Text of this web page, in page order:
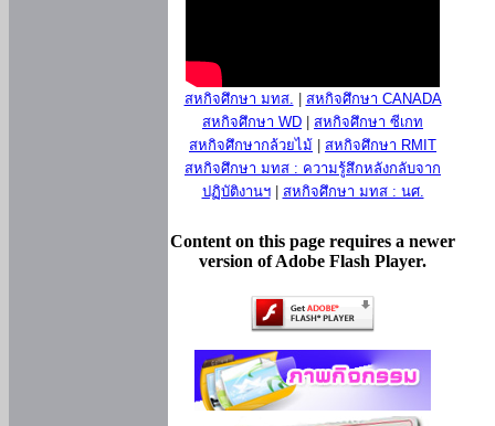
สหกิจศึกษา มทส.
สหกิจศึกษา CANADA
สหกิจศึกษา WD
สหกิจศึกษา ซีเกท
สหกิจศึกษากล้วยไม้
สหกิจศึกษา RMIT
สหกิจศึกษา มทส : ความรู้สึกหลังกลับจาก
ปฏิบัติงานฯ| สหกิจศึกษา มทส : นศ.
Content on this page requires a newer
version of Adobe Flash Player.